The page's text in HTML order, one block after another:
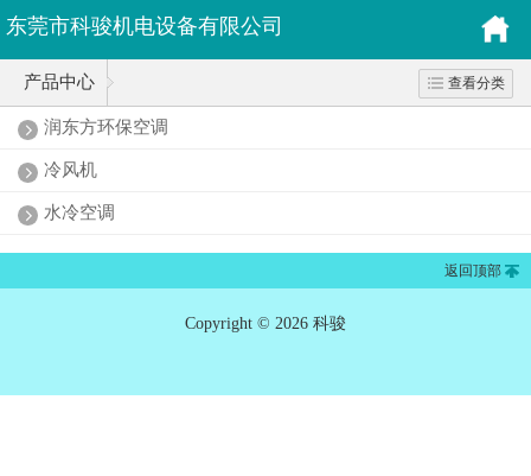
东莞市科骏机电设备有限公司
产品中心 查看分类
润东方环保空调
冷风机
水冷空调
返回顶部
Copyright © 2026 科骏